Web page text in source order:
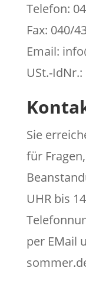
Telefon:
Fax: 040/
Email:
USt.-IdNr.:
Sie
für
UHR bis
per EMail